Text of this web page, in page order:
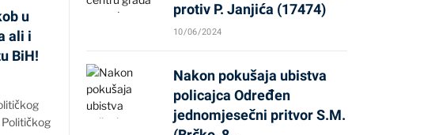
u
ali i
BiH!
protiv P. Janjića (17474)
10/06/2024
Nakon pokušaja ubistva
policajca Određen
jednomjesečni pritvor S.M.